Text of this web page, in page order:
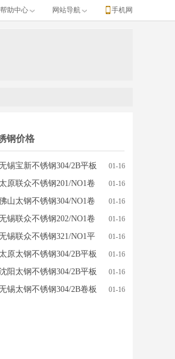
帮助中心 网站导航 手机网
钢价格
锡宝新不锈钢304/2B平板
考
01-16
原联众不锈钢201/NO1卷
参考
01-16
山太钢不锈钢304/NO1卷
参考
01-16
锡联众不锈钢202/NO1卷
参考
01-16
锡联众不锈钢321/NO1平
参考
01-16
原太钢不锈钢304/2B平板
考
01-16
阳太钢不锈钢304/2B平板
考
01-16
锡太钢不锈钢304/2B卷板
01-16